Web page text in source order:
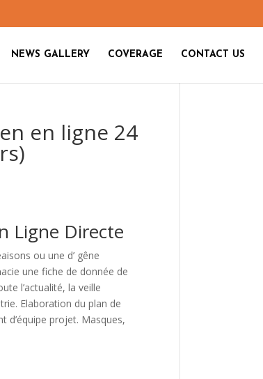
NEWS GALLERY COVERAGE CONTACT US
en ligne 24
Ligne Directe
ou une d’ gêne
une fiche de donnée de
l’actualité, la veille
Elaboration du plan de
projet. Masques,